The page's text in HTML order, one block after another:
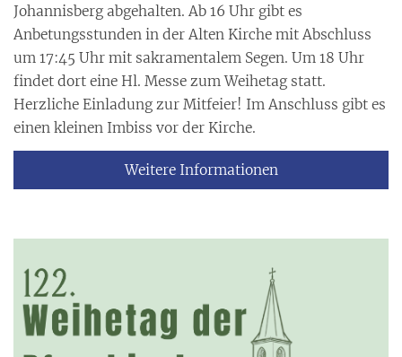
Johannisberg abgehalten. Ab 16 Uhr gibt es
Anbetungsstunden in der Alten Kirche mit Abschluss
um 17:45 Uhr mit sakramentalem Segen. Um 18 Uhr
findet dort eine Hl. Messe zum Weihetag statt.
Herzliche Einladung zur Mitfeier! Im Anschluss gibt es
einen kleinen Imbiss vor der Kirche.
Weitere Informationen